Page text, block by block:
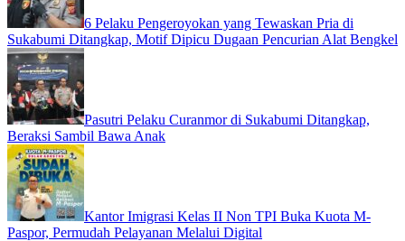
6 Pelaku Pengeroyokan yang Tewaskan Pria di
Sukabumi Ditangkap, Motif Dipicu Dugaan Pencurian Alat Bengkel
Pasutri Pelaku Curanmor di Sukabumi Ditangkap,
Beraksi Sambil Bawa Anak
Kantor Imigrasi Kelas II Non TPI Buka Kuota M-
Paspor, Permudah Pelayanan Melalui Digital